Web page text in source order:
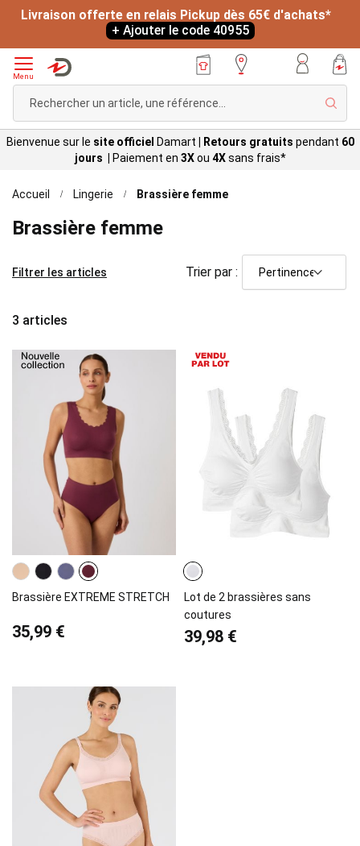
Livraison offerte en relais Pickup dès 65€ d'achats*
+ Ajouter le code 40955
Menu
Bienvenue sur le site officiel Damart Retours gratuits pendant 60
jours |
Paiement en 3Xou 4Xsans frais*
Accueil Lingerie Brassière femme
Brassière femme
3 articles
Trier par :
Brassière EXTREME STRETCH
35,99 €
Lot de 2 brassières sans
coutures
39,98 €
Filtrer les articles